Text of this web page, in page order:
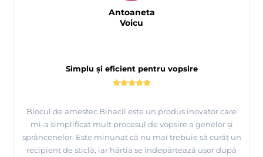
Simplu și eficient pentru vopsire
Blocul de amestec Binacil este un produs inovator care
mi-a simplificat mult procesul de vopsire a genelor și
sprâncenelor. Este minunat că nu mai trebuie să curăț un
recipient de sticlă, iar hârtia se îndepărtează ușor după
Antoaneta
Voicu